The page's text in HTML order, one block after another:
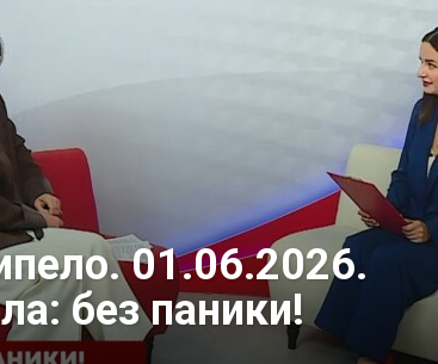
01.06.2026.
без паники!